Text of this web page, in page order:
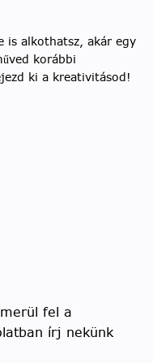
is alkothatsz, akár egy
korábbi
ki a kreativitásod!
fel a
írj nekünk